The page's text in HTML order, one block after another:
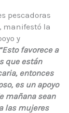
pescadoras
manifestó la
y
“Esto favorece a
que están
entonces
es un apoyo
mañana sean
las mujeres